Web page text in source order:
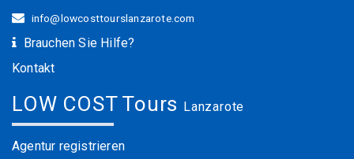
info@lowcosttourslanzarote.com
Brauchen Sie Hilfe?
Kontakt
LOW COST Tours Lanzarote
Agentur registrieren